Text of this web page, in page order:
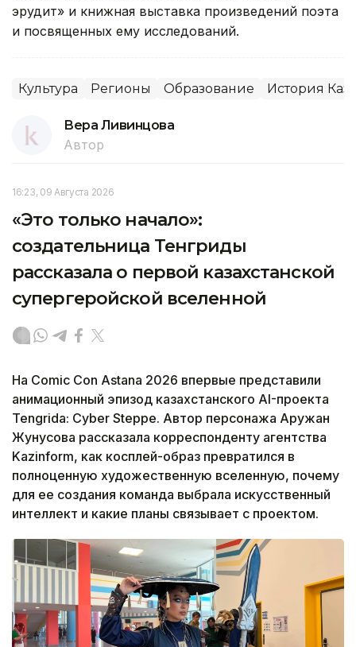
эрудит» и книжная выставка произведений поэта
и посвященных ему исследований.
Культура Регионы Образование История
Вера Ливинцова
Автор
16:23, 09 Августа 2026
«Это только начало»:
создательница Тенгриды
рассказала о первой казахстанской
супергеройской вселенной
На Comic Con Astana 2026 впервые представили
анимационный эпизод казахстанского AI-проекта
Tengrida: Cyber Steppe. Автор персонажа Аружан
Жунусова рассказала корреспонденту агентства
Kazinform, как косплей-образ превратился в
полноценную художественную вселенную, почему
для ее создания команда выбрала искусственный
интеллект и какие планы связывает с проектом.